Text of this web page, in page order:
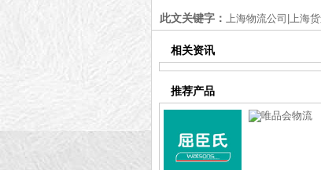
此文关键字： 上海物流公司|上海货
相关资讯
推荐产品